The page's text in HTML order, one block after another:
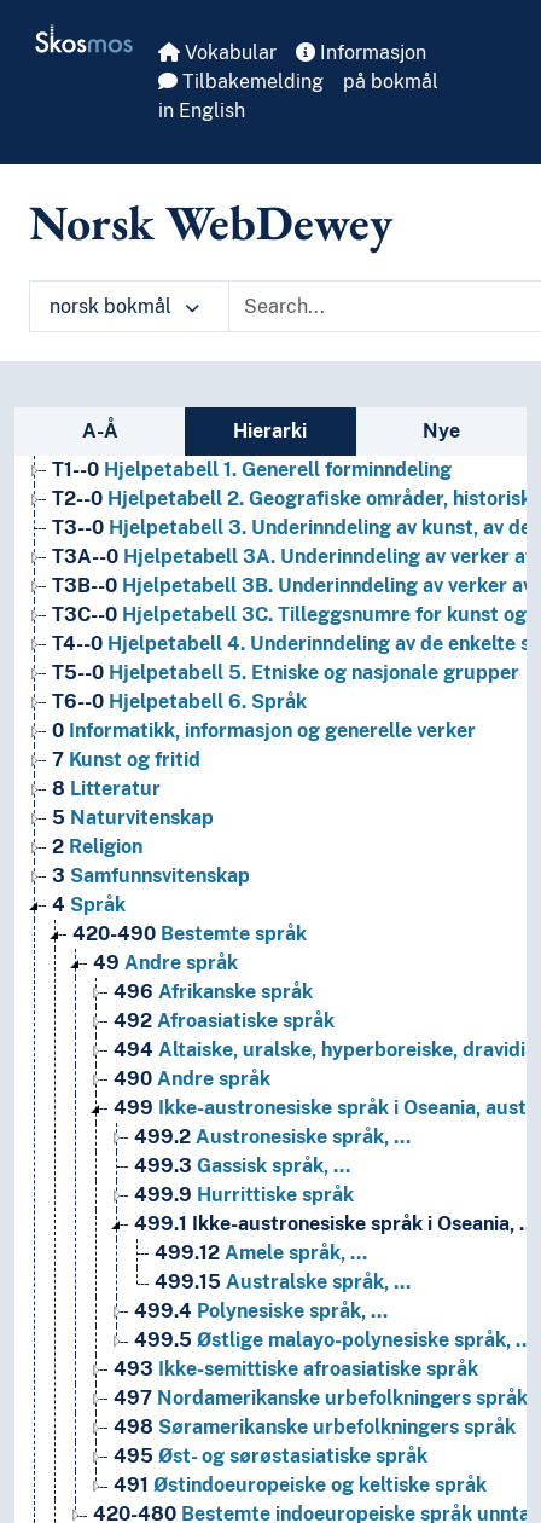
Skosmos Vokabular
Informasjon
Tilbakemelding
på bokmål
in English
Norsk WebDewey
norsk bokmål
Sidefelt: navigér i vokabularet
A-Å Hierarki Nye
Filosofi og psykologi
Historie og geografi
T1--0 Hjelpetabell 1. Generell forminndeling
T2--0 Hjelpetabell 2. Geografiske områder,
T3--0 Hjelpetabell 3. Underinndeling av kunst, av
T3A--0 Hjelpetabell 3A. Underinndeling av verker
T3B--0 Hjelpetabell 3B. Underinndeling av verker
T3C--0 Hjelpetabell 3C. Tilleggsnumre for kunst og
T4--0 Hjelpetabell 4. Underinndeling av de enkelte
T5--0 Hjelpetabell 5. Etniske og nasjonale grupper
T6--0 Hjelpetabell 6. Språk
0 Informatikk, informasjon og generelle verker
7 Kunst og fritid
8 Litteratur
5 Naturvitenskap
2 Religion
3 Samfunnsvitenskap
4 Språk
420-490 Bestemte språk
49 Andre språk
496 Afrikanske språk
492 Afroasiatiske språk
494 Altaiske, uralske, hyperboreiske,
490 Andre språk
499 Ikke-austronesiske språk i Oseania,
499.2 Austronesiske språk, …
499.3 Gassisk språk, …
499.9 Hurrittiske språk
499.1
Ikke-austronesiske språk i Oseania, …
499.12 Amele språk, …
499.15 Australske språk, …
499.4 Polynesiske språk, …
499.5 Østlige malayo-polynesiske språk, …
493 Ikke-semittiske afroasiatiske språk
497 Nordamerikanske urbefolkningers språk
498 Søramerikanske urbefolkningers språk
495 Øst- og sørøstasiatiske språk
491 Østindoeuropeiske og keltiske språk
420-480 Bestemte indoeuropeiske språk